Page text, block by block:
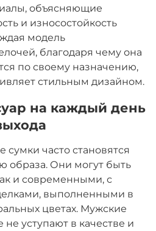
объясняющие
и износостойкость
модель
благодаря чему она
по своему назначению,
стильным дизайном.
на каждый день
часто становятся
образа. Они могут быть
и современными, с
выполненными в
цветах. Мужские
уступают в качестве и